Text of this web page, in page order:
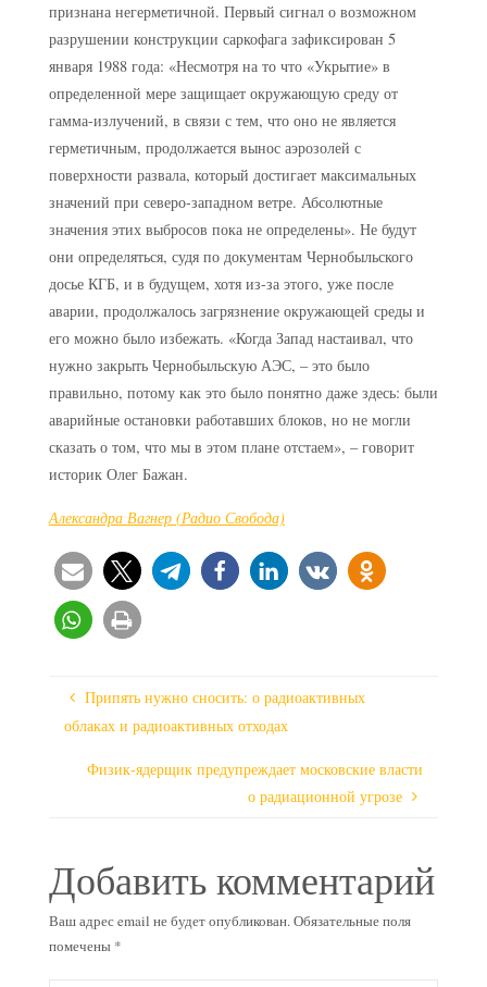
признана негерметичной. Первый сигнал о возможном
разрушении конструкции саркофага зафиксирован 5
января 1988 года: «Несмотря на то что «Укрытие» в
определенной мере защищает окружающую среду от
гамма-излучений, в связи с тем, что оно не является
герметичным, продолжается вынос аэрозолей с
поверхности развала, который достигает максимальных
значений при северо-западном ветре. Абсолютные
значения этих выбросов пока не определены». Не будут
они определяться, судя по документам Чернобыльского
досье КГБ, и в будущем, хотя из-за этого, уже после
аварии, продолжалось загрязнение окружающей среды и
его можно было избежать. «Когда Запад настаивал, что
нужно закрыть Чернобыльскую АЭС, – это было
правильно, потому как это было понятно даже здесь: были
аварийные остановки работавших блоков, но не могли
сказать о том, что мы в этом плане отстаем», – говорит
историк Олег Бажан.
Александра Вагнер (Радио Свобода)
Припять нужно сносить: о радиоактивных
облаках и радиоактивных отходах
Физик-ядерщик предупреждает московские власти
о радиационной угрозе
Добавить комментарий
Ваш адрес email не будет опубликован. Обязательные поля
помечены *